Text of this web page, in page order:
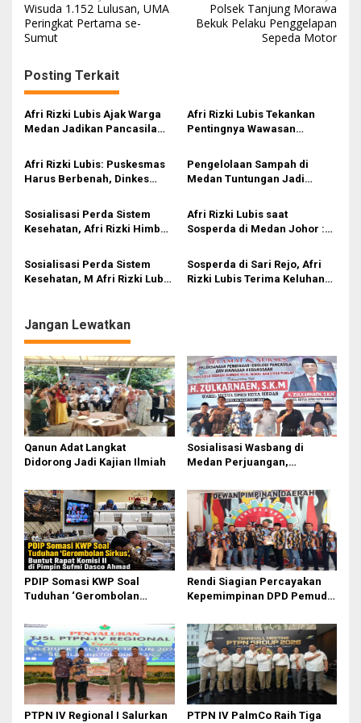
a
v
i
g
a
s
i
p
s
Wisuda 1.152 Lulusan, UMA
Peringkat Pertama se-
Sumut
Polsek Tanjung Morawa
Bekuk Pelaku Penggelapan
Sepeda Motor
Posting Terkait
Afri Rizki Lubis Ajak Warga
Medan Jadikan Pancasila
Perpecahan di Era Digital
Afri Rizki Lubis Tekankan
Pentingnya Wawasan
Nilai Pancasila di Tengah Era
Digital
Afri Rizki Lubis: Puskesmas
Harus Berbenah, Dinkes
Warga
Pengelolaan Sampah di
Medan Tuntungan Jadi
Warga Disiplin Bayar
Retribusi
Sosialisasi Perda Sistem
Kesehatan, Afri Rizki Himbau
Influenza A
Afri Rizki Lubis saat
Sosperda di Medan Johor :
Sampah jadi Berserakan
Sosialisasi Perda Sistem
Kesehatan, M Afri Rizki Lubis
Sosperda di Sari Rejo, Afri
Rizki Lubis Terima Keluhan
Jangan Lewatkan
Qanun Adat Langkat
Didorong Jadi Kajian Ilmiah
Sosialisasi Wasbang di
Medan Perjuangan,
Perjuangkan Ruang Bermain
Anak
PDIP Somasi KWP Soal
Tuduhan ‘Gerombolan
II Dipimpin Sufmi Dasco
Ahmad
Rendi Siagian Percayakan
Kepemimpinan DPD Pemuda
kepada Josef Sembiring
PTPN IV Regional I Salurkan
PTPN IV PalmCo Raih Tiga